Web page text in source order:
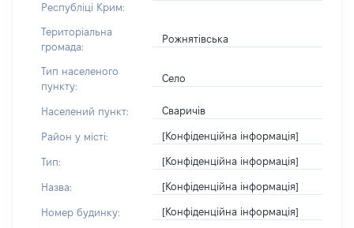
Республіці Крим:
Територіальна
громада:
Рожнятівська
Тип населеного
пункту:
Село
Населений пункт: Сваричів
Район у місті: [Конфіденційна інформація]
Тип: [Конфіденційна інформація]
Назва: [Конфіденційна інформація]
Номер будинку: [Конфіденційна інформація]